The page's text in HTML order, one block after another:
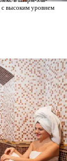
с высоким уровнем